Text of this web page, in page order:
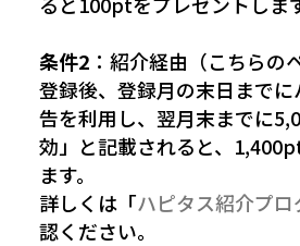
条件2 ：紹介経由（こちらの
登録後、登録月の末日まで
告を利用し、翌月末までに
効」と記載されると、
ます。
詳しくは「ハピタス紹介プロ
認ください。